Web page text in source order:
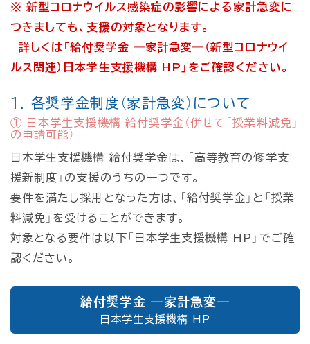
※ 新型コロナウイルス感染症の影響による家計急変に
つきましても、支援の対象となります。
詳しくは「給付奨学金 ―家計急変―（新型コロナウイ
ルス関連）日本学生支援機構 HP」をご確認ください。
1. 各奨学金制度（家計急変）について
① 日本学生支援機構 給付奨学金（併せて「授業料減免」
の申請可能）
日本学生支援機構 給付奨学金は、「高等教育の修学支
援新制度」の支援のうちの一つです。
要件を満たし採用となった方は、「給付奨学金」と「授業
料減免」を受けることができます。
対象となる要件は以下「日本学生支援機構 HP」でご確
認ください。
給付奨学金 ―家計急変―
日本学生支援機構 HP